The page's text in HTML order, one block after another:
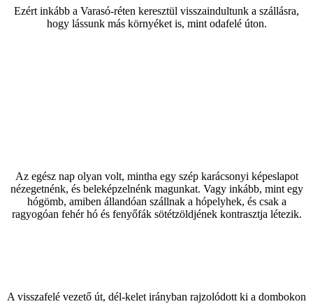
Ezért inkább a Varasó-réten keresztül visszaindultunk a szállásra,
hogy lássunk más környéket is, mint odafelé úton.
Az egész nap olyan volt, mintha egy szép karácsonyi képeslapot
nézegetnénk, és beleképzelnénk magunkat. Vagy inkább, mint egy
hógömb, amiben állandóan szállnak a hópelyhek, és csak a
ragyogóan fehér hó és fenyőfák sötétzöldjének kontrasztja létezik.
A visszafelé vezető út, dél-kelet irányban rajzolódott ki a dombokon